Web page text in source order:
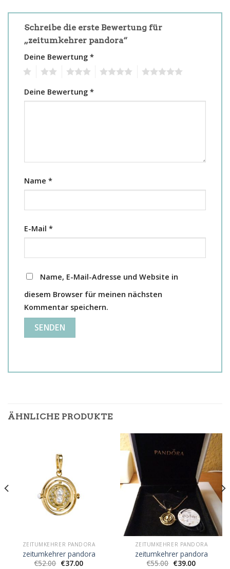
Schreibe die erste Bewertung für
„zeitumkehrer pandora“
Deine Bewertung *
Deine Bewertung *
Name *
E-Mail *
Name, E-Mail-Adresse und Website in
diesem Browser für meinen nächsten
Kommentar speichern.
ÄHNLICHE PRODUKTE
ZEITUMKEHRER PANDORA
zeitumkehrer pandora
€52.00 €37.00
ZEITUMKEHRER PANDORA
zeitumkehrer pandora
€55.00 €39.00